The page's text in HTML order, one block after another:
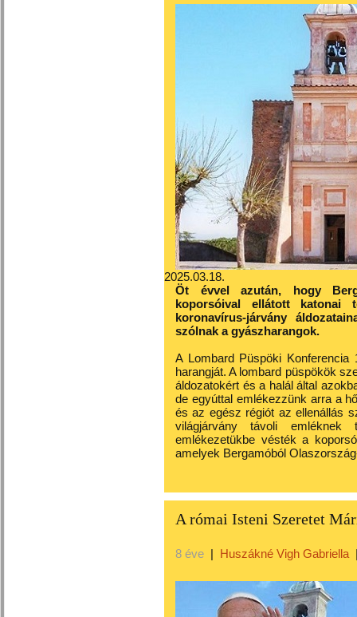
2025.03.18.
Öt évvel azután, hogy
koporsóival ellátott katonai
koronavírus-járvány
szólnak a gyászharangok.
A Lombard Püspöki
harangját. A lombard püspökök
áldozatokért és a halál által
de egyúttal emlékezzünk arra a
és az egész régiót az ellenállás
világjárvány távoli
emlékezetükbe vésték a
amelyek Bergamóból
A római Isteni Szeretet
8 éve | Huszákné Vigh Gabriella